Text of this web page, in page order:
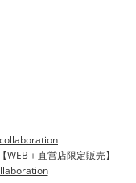
＋直営店限定販売】